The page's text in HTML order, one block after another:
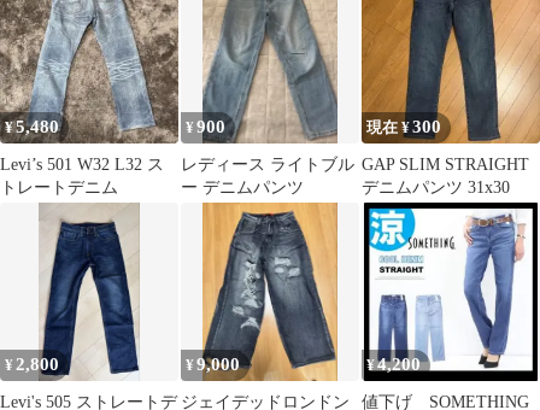
¥5,480
Levi’s 501 W32 L32 ス
トレートデニム
¥900
レディース ライトブル
ー デニムパンツ
現在 ¥300
GAP SLIM STRAIGHT
デニムパンツ 31x30
¥ 2,800
Levi's 505 ストレートデ
¥9,000
ジェイデッドロンドン
¥4,200
値下げ SOMETHING